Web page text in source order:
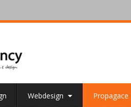
Webdesign Propagace